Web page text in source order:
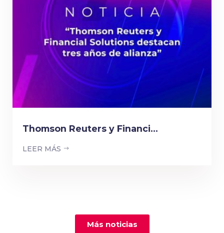
Thomson Reuters y Financi...
LEER MÁS
Más noticias